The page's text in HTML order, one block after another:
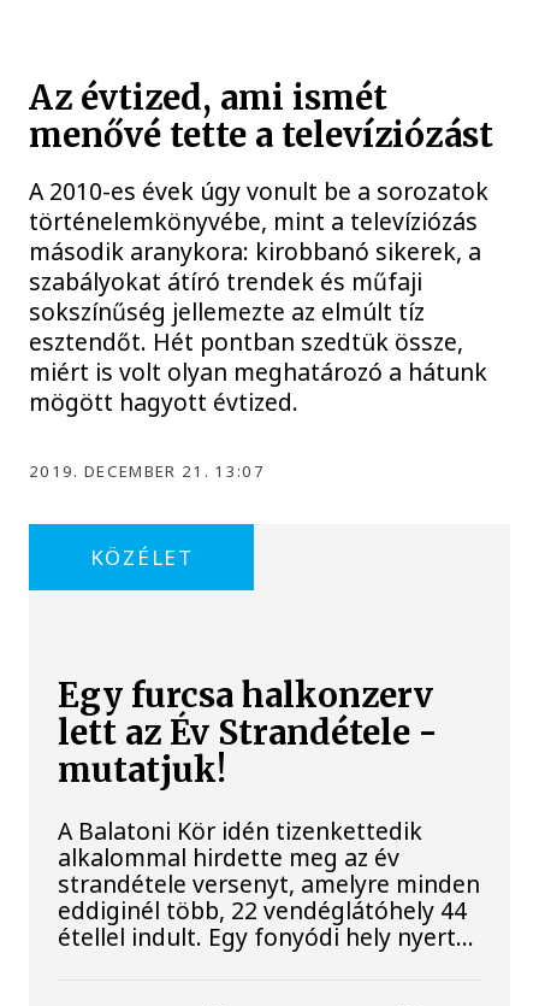
Az évtized, ami ismét
menővé tette a televíziózást
A 2010-es évek úgy vonult be a sorozatok
történelemkönyvébe, mint a televíziózás
második aranykora: kirobbanó sikerek, a
szabályokat átíró trendek és műfaji
sokszínűség jellemezte az elmúlt tíz
esztendőt. Hét pontban szedtük össze,
miért is volt olyan meghatározó a hátunk
mögött hagyott évtized.
2019. DECEMBER 21. 13:07
KÖZÉLET
Egy furcsa halkonzerv
lett az Év Strandétele -
mutatjuk!
A Balatoni Kör idén tizenkettedik
alkalommal hirdette meg az év
strandétele versenyt, amelyre minden
eddiginél több, 22 vendéglátóhely 44
étellel indult. Egy fonyódi hely nyert...